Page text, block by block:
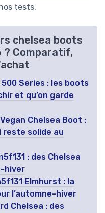
tests.
chelsea boots
? Comparatif,
Series : les boots
et qu’on garde
Chelsea Boot :
reste solide au
: des Chelsea
hiver
Elmhurst : la
l’automne-hiver
Chelsea : des